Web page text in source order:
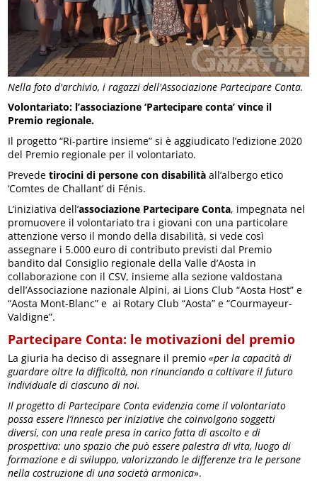
Nella foto d'archivio, i ragazzi dell'Associazione Partecipare Conta.
Volontariato: l’associazione ‘Partecipare conta’ vince il
Premio regionale.
Il progetto “Ri-partire insieme” si è aggiudicato l’edizione 2020
del Premio regionale per il volontariato.
Prevedetirocini di persone con disabilità all’albergo etico
‘Comtes de Challant’ di Fénis.
L’iniziativa dell’associazione Partecipare Conta, impegnata nel
promuovere il volontariato tra i giovani con una particolare
attenzione verso il mondo della disabilità, si vede così
assegnare i 5.000 euro di contributo previsti dal Premio
bandito dal Consiglio regionale della Valle d’Aosta in
collaborazione con il CSV, insieme alla sezione valdostana
dell’Associazione nazionale Alpini, ai Lions Club “Aosta Host” e
“Aosta Mont-Blanc” e ai Rotary Club “Aosta” e “Courmayeur-
Valdigne”.
Partecipare Conta: le motivazioni del premio
La giuria ha deciso di assegnare il premio«per la capacità di
guardare oltre la difficoltà, non rinunciando a coltivare il futuro
individuale di ciascuno di noi.
Il progetto di Partecipare Conta evidenzia come il volontariato
possa essere l’innesco per iniziative che coinvolgono soggetti
diversi, con una reale presa in carico fatta di ascolto e di
prospettiva: uno spazio che può essere palestra di vita, luogo di
formazione e di sviluppo, valorizzando le differenze tra le persone
nella costruzione di una società armonica».